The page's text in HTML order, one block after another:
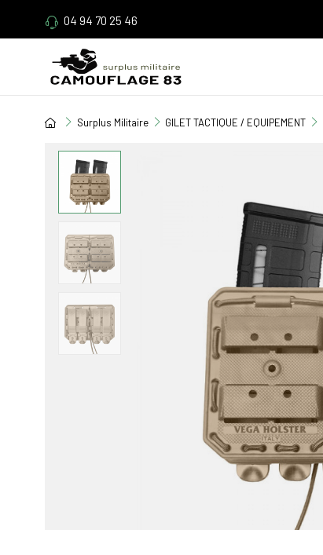
04 94 70 25 46
Surplus Militaire GILET TACTIQUE / EQUIPEMENT